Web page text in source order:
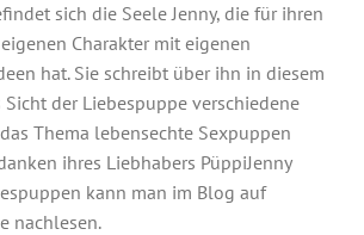
sich die Seele Jenny, die für ihren
Charakter mit eigenen
hat. Sie schreibt über ihn in diesem
der Liebespuppe verschiedene
Thema lebensechte Sexpuppen
ihres Liebhabers PüppiJenny
kann man im Blog auf
nachlesen.